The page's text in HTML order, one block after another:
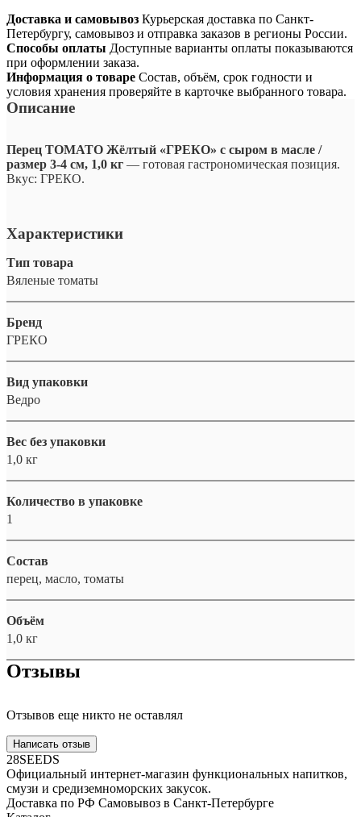
Доставка и самовывоз Курьерская доставка по Санкт-
Петербургу, самовывоз и отправка заказов в регионы России.
Способы оплаты Доступные варианты оплаты показываются
при оформлении заказа.
Информация о товаре Состав, объём, срок годности и
условия хранения проверяйте в карточке выбранного товара.
Описание
Перец ТОМАТО Жёлтый «ГРЕКО» с сыром в масле /
размер 3-4 см, 1,0 кг — готовая гастрономическая позиция.
Вкус: ГРЕКО.
Характеристики
Тип товара
Вяленые томаты
Бренд
ГРЕКО
Вид упаковки
Ведро
Вес без упаковки
1,0 кг
Количество в упаковке
1
Состав
перец, масло, томаты
Объём
1,0 кг
Отзывы
Отзывов еще никто не оставлял
Написать отзыв
28SEEDS
Официальный интернет-магазин функциональных напитков,
смузи и средиземноморских закусок.
Доставка по РФ Самовывоз в Санкт-Петербурге